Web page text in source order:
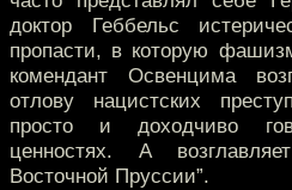
доктор Геббельс
пропасти, в которую
комендант Освенцима
отлову нацистских
просто и доходчиво
ценностях. А
Восточной Пруссии”.